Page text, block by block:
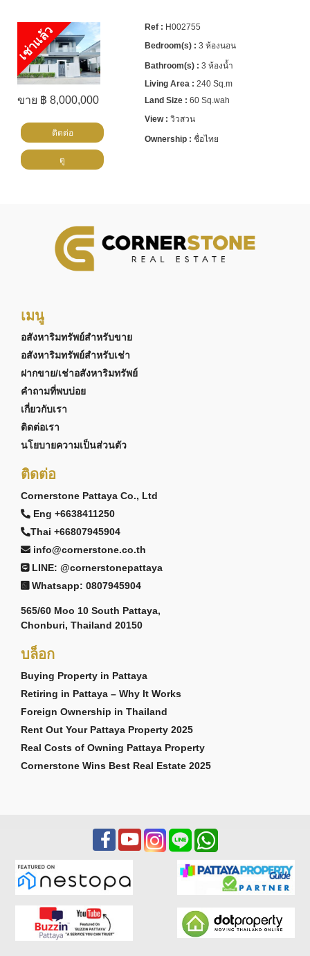
เช่าแล้ว
ขาย ฿ 8,000,000
H002755
3 ห้องนอน
3 ห้องน้ำ
240 Sq.m
60 Sq.wah
วิวสวน
ชื่อไทย
ติดต่อ
ดู
เมนู
อสังหาริมทรัพย์สำหรับขาย
อสังหาริมทรัพย์สำหรับเช่า
ฝากขาย/เช่าอสังหาริมทรัพย์
คำถามที่พบบ่อย
เกี่ยวกับเรา
ติดต่อเรา
นโยบายความเป็นส่วนตัว
ติดต่อ
Cornerstone Pattaya Co., Ltd
Eng +6638411250
Thai +66807945904
info@cornerstone.co.th
LINE: @cornerstonepattaya
Whatsapp: 0807945904
565/60 Moo 10 South Pattaya,
Chonburi, Thailand 20150
บล็อก
Buying Property in Pattaya
Retiring in Pattaya – Why It Works
Foreign Ownership in Thailand
Rent Out Your Pattaya Property 2025
Real Costs of Owning Pattaya Property
Cornerstone Wins Best Real Estate 2025